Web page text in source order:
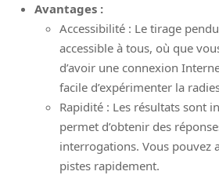
Avantages :
Accessibilité : Le tirage
accessible à tous, où que
d’avoir une connexion
facile d’expérimenter la
Rapidité : Les résultats sont
permet d’obtenir des
interrogations. Vous pouvez
pistes rapidement.